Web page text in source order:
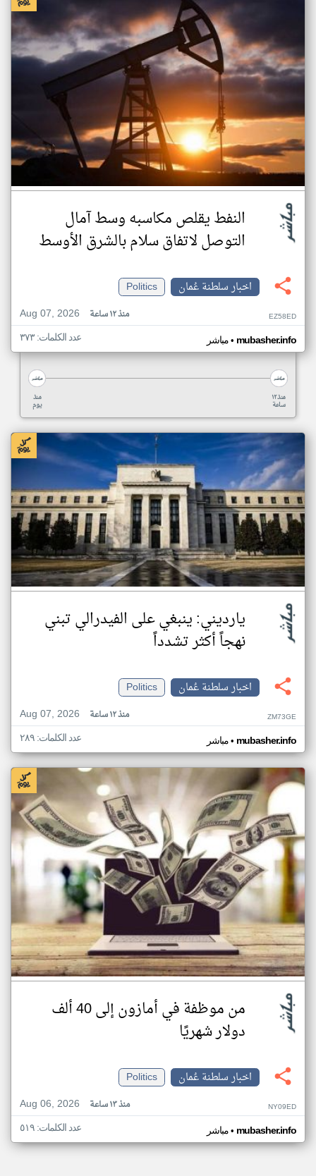
النفط يقلص مكاسبه وسط آمال
التوصل لاتفاق سلام بالشرق الأوسط
اخبار سلطنة عُمان
Politics
Aug 07, 2026
منذ ١٢ ساعة EZ58ED
مباشر• mubasher.info عدد الكلمات: ٣٧٣
منذ
يوم
منذ ١٢
ساعة
يارديني: ينبغي على الفيدرالي تبني
نهجاً أكثر تشدداً
اخبار سلطنة عُمان
Politics
Aug 07, 2026
منذ ١٢ ساعة ZM73GE
مباشر• mubasher.info عدد الكلمات: ٢٨٩
من موظفة في أمازون إلى 40 ألف
دولار شهريًا
اخبار سلطنة عُمان
Politics
Aug 06, 2026
منذ ١٣ ساعة NY09ED
مباشر• mubasher.info عدد الكلمات: ٥١٩